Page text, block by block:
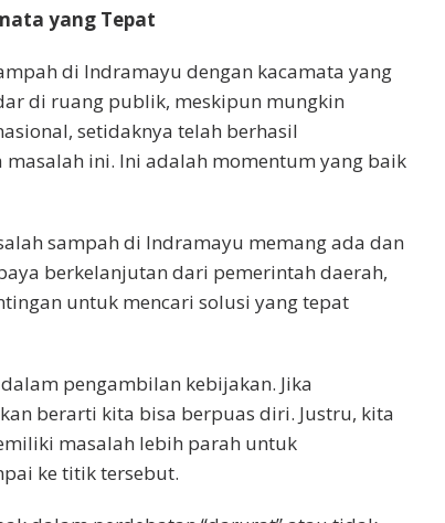
yang Tepat
di Indramayu dengan kacamata yang
di ruang publik, meskipun mungkin
setidaknya telah berhasil
ini. Ini adalah momentum yang baik
sampah di Indramayu memang ada dan
berkelanjutan dari pemerintah daerah,
untuk mencari solusi yang tepat
pengambilan kebijakan. Jika
berarti kita bisa berpuas diri. Justru, kita
masalah lebih parah untuk
ke titik tersebut.